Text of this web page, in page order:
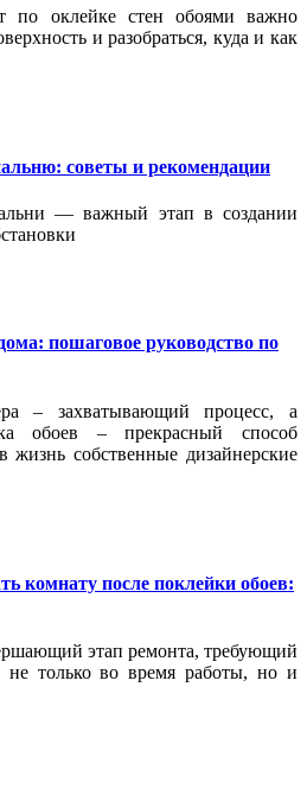
по оклейке стен обоями важно
и разобраться, куда и как
советы и рекомендации
— важный этап в создании
пошаговое руководство по
– захватывающий процесс, а
обоев – прекрасный способ
жизнь собственные дизайнерские
комнату после поклейки обоев:
этап ремонта, требующий
не только во время работы, но и